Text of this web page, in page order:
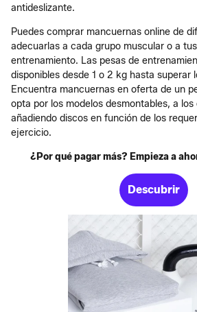
antideslizante.
Puedes comprar mancuernas online de
adecuarlas a cada grupo muscular o a
entrenamiento. Las pesas de
disponibles desde 1 o 2 kg hasta superar
Encuentra mancuernas en oferta de un
opta por los modelos desmontables, a los
añadiendo discos en función de los
ejercicio.
¿Por qué pagar más? Empieza a
Descubrir